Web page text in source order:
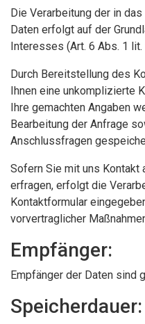
Die Verarbeitung der in
Daten erfolgt auf der
Interesses (Art. 6 Abs. 1 lit.
Durch Bereitstellung des
Ihnen eine unkomplizierte
Ihre gemachten Angaben
Bearbeitung der Anfrage
Anschlussfragen
Sofern Sie mit uns Kontakt
erfragen, erfolgt die
Kontaktformular
vorvertraglicher
Empfänger:
Empfänger der Daten sind
Speicherdauer: